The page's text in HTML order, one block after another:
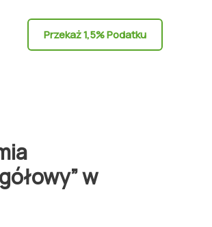
Przekaż 1,5% Podatku
w